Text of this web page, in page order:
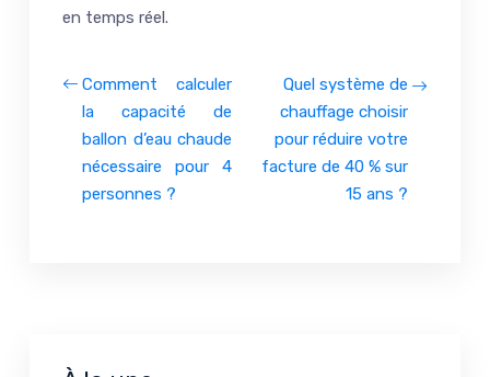
en temps réel.
Comment calculer
la capacité de
ballon d’eau chaude
nécessaire pour 4
personnes ?
Quel système de
chauffage choisir
pour réduire votre
facture de 40 % sur
15 ans ?